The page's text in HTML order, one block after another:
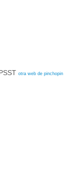
otra web de pinchopin